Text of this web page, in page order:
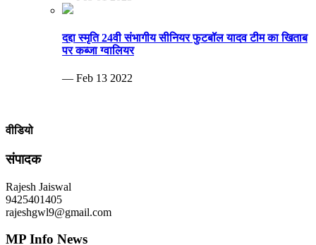
दद्दा स्मृति 24वी संभागीय सीनियर फुटबॉल यादव टीम का खिताब
पर कब्जा ग्वालियर
— Feb 13 2022
वीडियो
संपादक
Rajesh Jaiswal
9425401405
rajeshgwl9@gmail.com
MP Info News